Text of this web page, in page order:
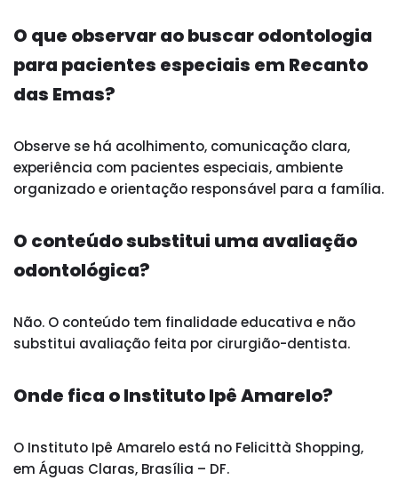
O que observar ao buscar odontologia
para pacientes especiais em Recanto
das Emas?
Observe se há acolhimento, comunicação clara,
experiência com pacientes especiais, ambiente
organizado e orientação responsável para a família.
O conteúdo substitui uma avaliação
odontológica?
Não. O conteúdo tem finalidade educativa e não
substitui avaliação feita por cirurgião-dentista.
Onde fica o Instituto Ipê Amarelo?
O Instituto Ipê Amarelo está no Felicittà Shopping,
em Águas Claras, Brasília – DF.